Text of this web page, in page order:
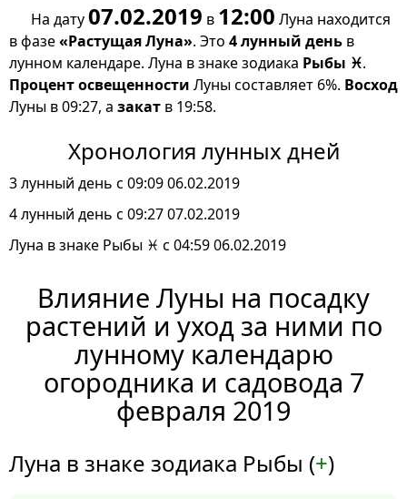
На дату07.02.2019 в 12:00 Луна находится
в фазе«Растущая Луна». Это 4 лунный день в
лунном календаре. Луна в знаке зодиака Рыбы ♓.
Процент освещенности Луны составляет 6%. Восход
Луны в 09:27, а закат в 19:58.
Хронология лунных дней
3 лунный день с 09:09 06.02.2019
4 лунный день с 09:27 07.02.2019
Луна в знаке Рыбы ♓ с 04:59 06.02.2019
Влияние Луны на посадку
растений и уход за ними по
лунному календарю
огородника и садовода 7
февраля 2019
Луна в знаке зодиака Рыбы (+)